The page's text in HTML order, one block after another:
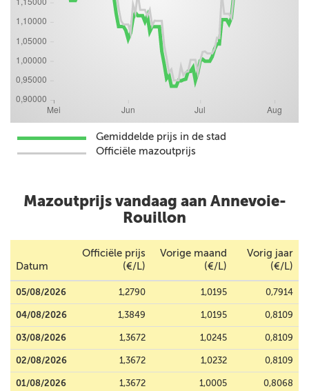
Gemiddelde prijs in de stad
Officiële mazoutprijs
Mazoutprijs vandaag aan Annevoie-
Rouillon
Datum
Officiële prijs
(€/L)
Vorige maand
(€/L)
Vorig jaar
(€/L)
05/08/2026 1,2790 1,0195 0,7914
04/08/2026 1,3849 1,0195 0,8109
03/08/2026 1,3672 1,0245 0,8109
02/08/2026 1,3672 1,0232 0,8109
01/08/2026 1,3672 1,0005 0,8068